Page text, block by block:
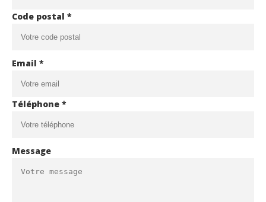
Code postal *
Email *
Téléphone *
Message